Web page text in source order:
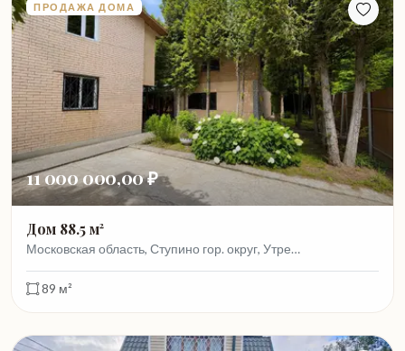
ПРОДАЖА ДОМА
11 000 000,00 ₽
Дом 88.5 м²
Московская область, Ступино гор. округ, Утре…
89 м²